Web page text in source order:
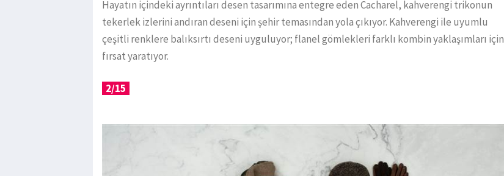
Hayatın içindeki ayrıntıları desen tasarımına entegre eden Cacharel, kahverengi trikonun
tekerlek izlerini andıran deseni için şehir temasından yola çıkıyor. Kahverengi ile uyumlu
çeşitli renklere balıksırtı deseni uyguluyor; flanel gömlekleri farklı kombin yaklaşımları için
fırsat yaratıyor.
2/15